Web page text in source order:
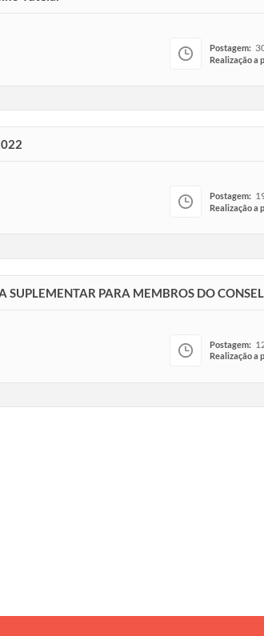
Postagem:
Realização a
Postagem:
Realização a
SUPLEMENTAR PARA MEMBROS DO
Postagem:
Realização a